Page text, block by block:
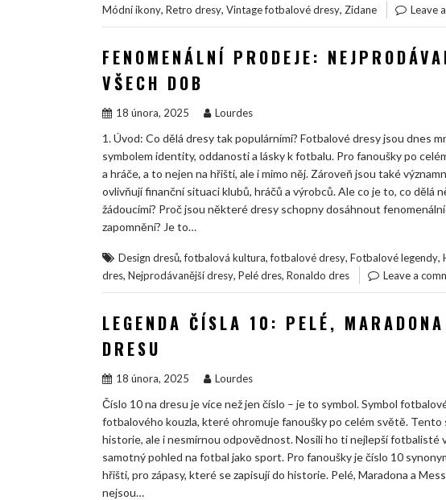
Módní ikony, Retro dresy, Vintage fotbalové dresy, Zidane Leave
FENOMENÁLNÍ PRODEJE:
VŠECH DOB
18 února, 2025 Lourdes
1. Úvod: Co dělá dresy tak populárními? Fotbalové dresy jsou dnes
symbolem identity, oddanosti a lásky k fotbalu. Pro fanoušky po
a hráče, a to nejen na hřišti, ale i mimo něj. Zároveň jsou také
ovlivňují finanční situaci klubů, hráčů a výrobců. Ale co je to, co dělá
žádoucími? Proč jsou některé dresy schopny dosáhnout
zapomnění? Je to…
Design dresů,fotbalová kultura,fotbalové dresy, Fotbalové legendy,
dres, Nejprodávanější dresy, Pelé dres, Ronaldo dres Leave a
LEGENDA ČÍSLA 10: PELÉ,
DRESU
18 února, 2025 Lourdes
Číslo 10 na dresu je více než jen číslo – je to symbol. Symbol
fotbalového kouzla, které ohromuje fanoušky po celém světě.
historie, ale i nesmírnou odpovědnost. Nosili ho ti nejlepší fotbalisté
samotný pohled na fotbal jako sport. Pro fanoušky je číslo 10
hřišti, pro zápasy, které se zapisují do historie. Pelé, Maradona a
nejsou…